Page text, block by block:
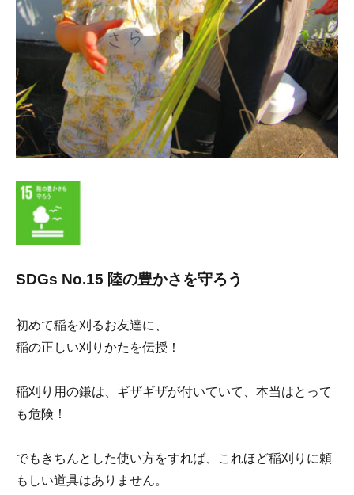
SDGs No.15 陸の豊かさを守ろう
初めて稲を刈るお友達に、
稲の正しい刈りかたを伝授！
稲刈り用の鎌は、ギザギザが付いていて、本当はとって
も危険！
でもきちんとした使い方をすれば、これほど稲刈りに頼
もしい道具はありません。